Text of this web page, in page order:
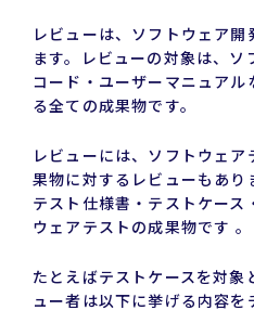
レビューは、ソフトウェア
ます。レビューの対象は、ソ
コード・ユーザーマニュア
る全ての成果物です。
レビューには、ソフトウェ
果物に対するレビューもあり
テスト仕様書・テストケース
ウェアテストの成果物です 。
たとえばテストケースを対象
ュー者は以下に挙げる内容を